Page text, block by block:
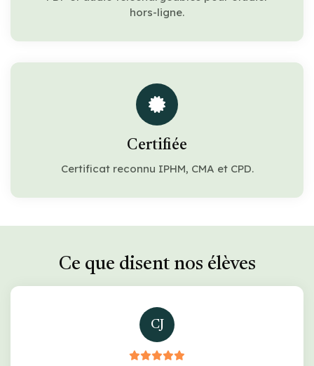
hors-ligne.
Certifiée
Certificat reconnu IPHM, CMA et CPD.
Ce que disent nos élèves
CJ